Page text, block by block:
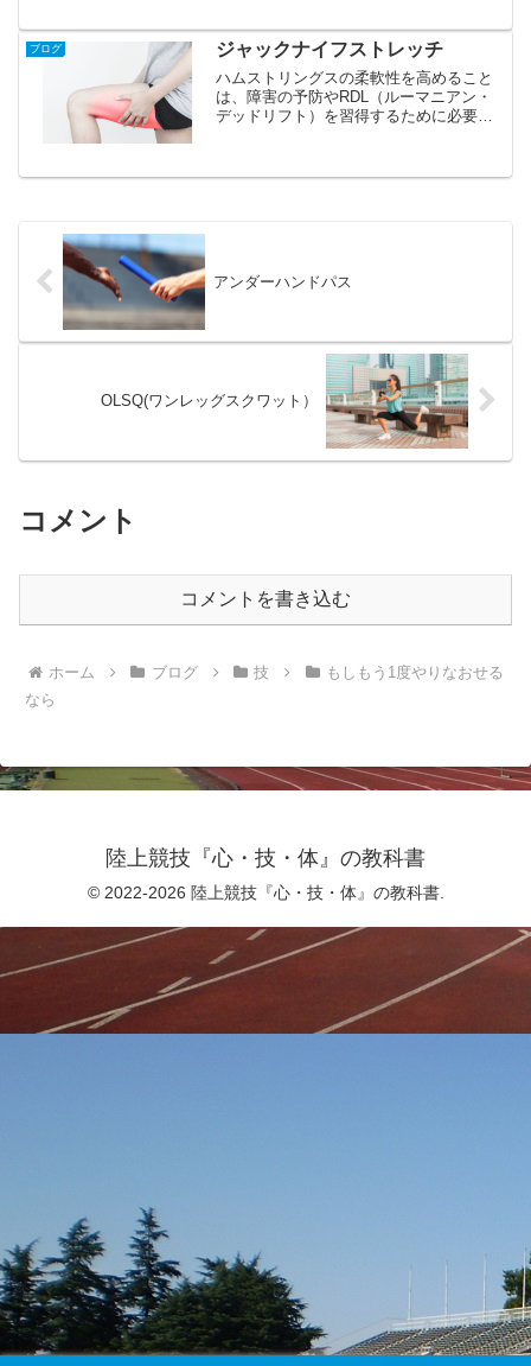
ブログ ジャックナイフストレッチ
ハムストリングスの柔軟性を高めること
は、障害の予防やRDL（ルーマニアン・
デッドリフト）を習得するために必要で
す。 その際、ジャックナイフストレッ
アンダーハンドパス
OLSQ(ワンレッグスクワット）
コメント
コメントを書き込む
ホーム ブログ 技
もしもう1度やりなおせる
なら
陸上競技『心・技・体』の教科書
© 2022-2026 陸上競技『心・技・体』の教科書.